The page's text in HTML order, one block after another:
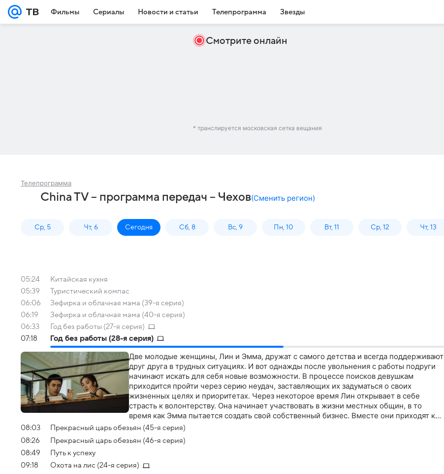
Фильмы Сериалы Новости и статьи Телепрограмма Звезды
Смотрите онлайн
* транслируется московская сетка вещания
Телепрограмма
China TV – программа передач – Чехов(Сменить регион)
Ср, 5 Чт, 6 Сегодня Сб, 8 Вс, 9 Пн, 10 Вт, 11 Ср, 12 Чт, 13
05:24
Китайская кухня
05:39
Туристический компас
06:06
Зефирка и облачная мама (39-я серия)
06:19
Зефирка и облачная мама (40-я серия)
06:33
Год без работы (27-я серия)
07:18
Год без работы (28-я серия)
Две молодые женщины, Лин и Эмма, дружат с самого детства и всегда поддерживают
друг друга в трудных ситуациях. И вот однажды после увольнения с работы подруги
начинают искать для себя новые возможности. В процессе поисков девушкам
приходится пройти через серию неудач, заставляющих их задуматься о своих
жизненных целях и приоритетах. Через некоторое время Лин открывает в себе
страсть к волонтерству. Она начинает участвовать в жизни местных общин, в то
время как Эмма пытается создать свой собственный бизнес. Вместе они приходят к
пониманию того, что истинный успех измеряется не только материальными благами
и высокооплачиваемой работой, но и удовлетворением от вклада в общество и
бескорыстной взаимопомощи
08:03
Прекрасный царь обезьян (45-я серия)
08:26
Прекрасный царь обезьян (46-я серия)
08:49
Путь к успеху
09:18
Охота на лис (24-я серия)